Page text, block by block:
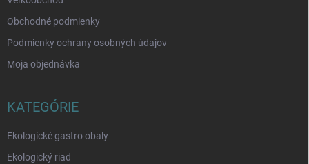
Obchodné podmienky
Podmienky ochrany osobných údajov
Moja objednávka
KATEGÓRIE
Ekologické gastro obaly
Ekologický riad